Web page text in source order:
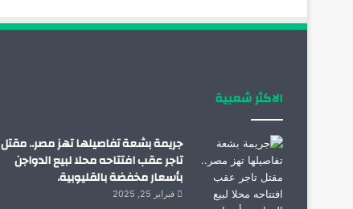
الاكثر شعبية
جريمة بشعة تفاصيلها تهز مصر.. مقتل
تاجر عقب افتتاحه محلا لبيع الدواجن
بأسعار مخفضة بالقليوبية.
فبراير 25, 2025